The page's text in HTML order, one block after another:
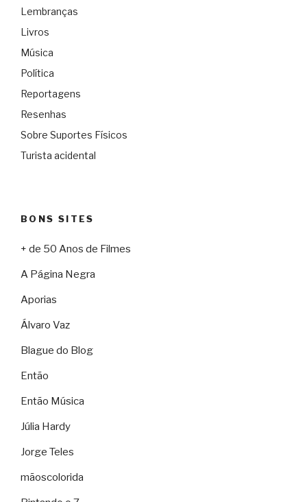
Lembranças
Livros
Música
Política
Reportagens
Resenhas
Sobre Suportes Físicos
Turista acidental
BONS SITES
+ de 50 Anos de Filmes
A Página Negra
Aporias
Álvaro Vaz
Blague do Blog
Então
Então Música
Júlia Hardy
Jorge Teles
mãoscolorida